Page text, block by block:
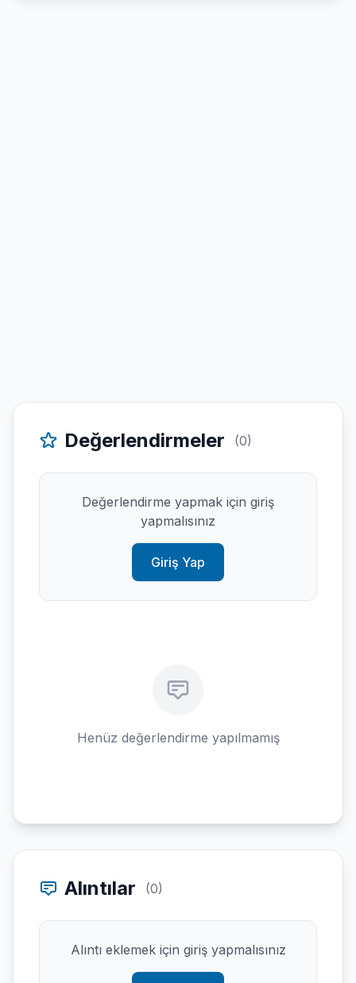
Değerlendirmeler (0)
Değerlendirme yapmak için giriş
yapmalısınız
Giriş Yap
Henüz değerlendirme yapılmamış
Alıntılar (0)
Alıntı eklemek için giriş yapmalısınız